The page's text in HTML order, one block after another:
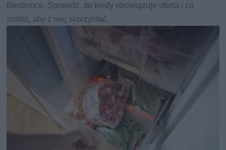
Biedronce. Sprawdź, do kiedy obowiązuje oferta i co
zrobić, aby z niej skorzystać.